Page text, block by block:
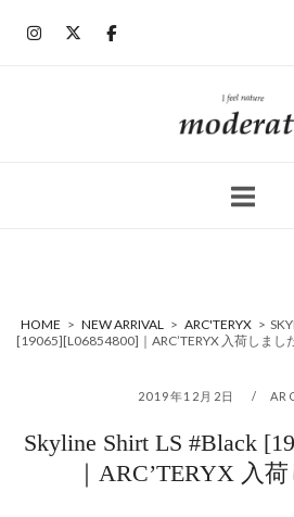
ホ
ー
HOME > NEW ARRIVAL > ARC'TERYX >
[19065][L06854800]｜ARC’TERYX 入荷しまし
2019年12月2日
Skyline Shirt LS #Black
｜ARC’TERYX 入